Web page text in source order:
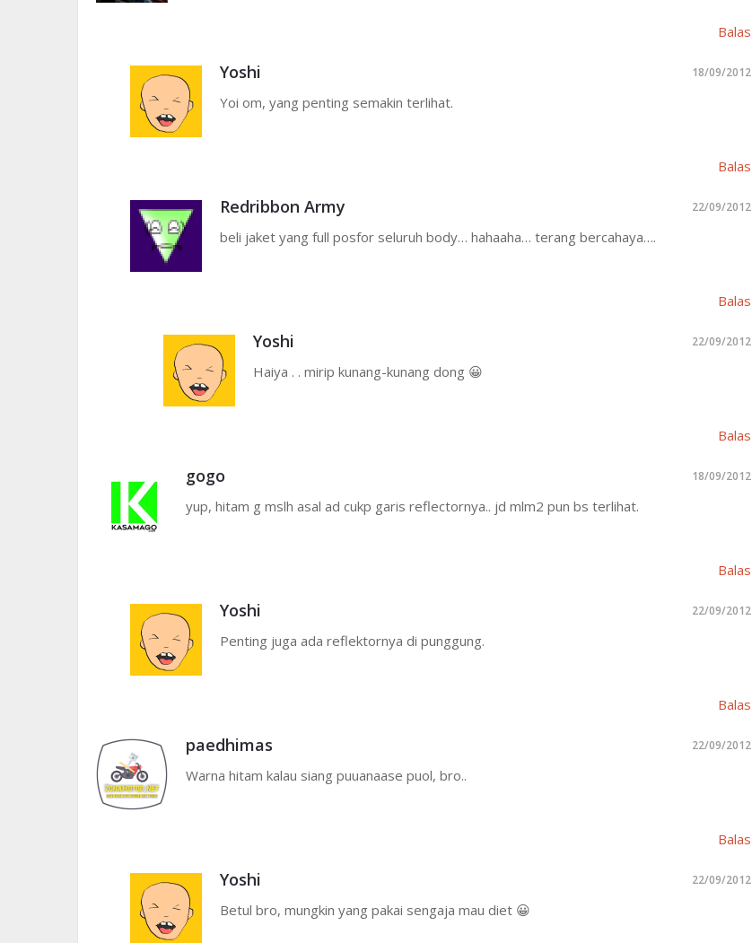
Balas
Yoshi 18/09/2012
Yoi om, yang penting semakin terlihat.
Balas
Redribbon Army 22/09/2012
beli jaket yang full posfor seluruh body… hahaaha… terang bercahaya….
Balas
Yoshi 22/09/2012
Haiya . . mirip kunang-kunang dong 😀
Balas
gogo 18/09/2012
yup, hitam g mslh asal ad cukp garis reflectornya.. jd mlm2 pun bs terlihat.
Balas
Yoshi 22/09/2012
Penting juga ada reflektornya di punggung.
Balas
paedhimas 22/09/2012
Warna hitam kalau siang puuanaase puol, bro..
Balas
Yoshi 22/09/2012
Betul bro, mungkin yang pakai sengaja mau diet 😀